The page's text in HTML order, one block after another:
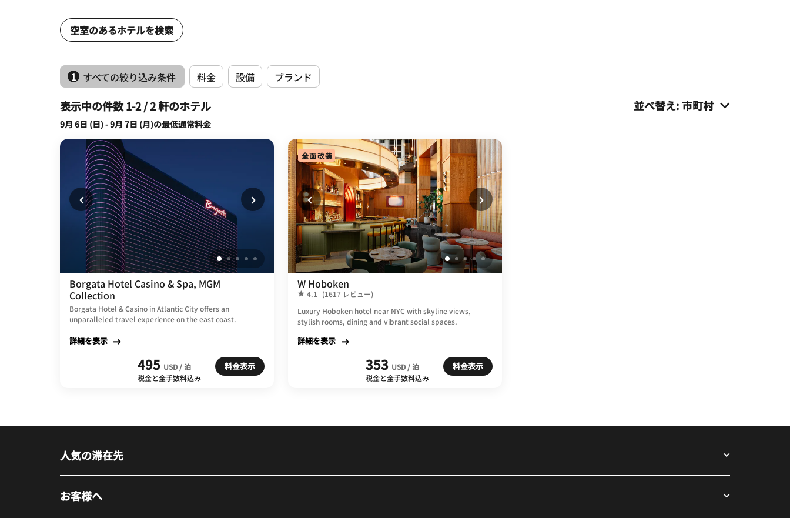
空室のあるホテルを検索
1 すべての絞り込み条件 料金 設備 ブランド
表示中の件数 1-2 / 2 軒のホテル 並べ替え:市町村
9月 6日 (日) - 9月 7日 (月)の最低通常料金
Borgata Hotel Casino & Spa, MGM
Collection
Borgata Hotel & Casino in Atlantic City offers an
unparalleled travel experience on the east coast.
詳細を表示
495 USD / 泊
税金と全手数料込み
料金表示
全面改装
W Hoboken
4.1
(1617 レビュー)
Luxury Hoboken hotel near NYC with skyline views,
stylish rooms, dining and vibrant social spaces.
詳細を表示
353 USD / 泊
税金と全手数料込み
料金表示
人気の滞在先
お客様へ